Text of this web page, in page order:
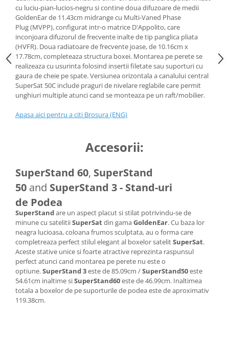
cu luciu-pian-lucios-negru si contine doua difuzoare de medii
GoldenEar de 11.43cm midrange cu Multi-Vaned Phase
Plug (MVPP), configurat intr-o matrice D'Appolito, care
inconjoara difuzorul de frecvente inalte de tip panglica pliata
(HVFR). Doua radiatoare de frecvente joase, de 10.16cm x
17.78cm, completeaza structura boxei. Montarea pe perete se
realizeaza cu usurinta folosind insertii filetate sau suporturi cu
gaura de cheie pe spate. Versiunea orizontala a canalului central
SuperSat 50C include praguri de nivelare reglabile care permit
unghiuri multiple atunci cand se monteaza pe un raft/mobilier.
Apasa aici pentru a citi Brosura (ENG)
Accesorii:
SuperStand 60, SuperStand
50 and SuperStand 3 - Stand-uri
de Podea
SuperStandare un aspect placut si stilat potrivindu-se de
minune cu satelitiiSuperSatdin gamaGoldenEar. Cu baza lor
neagra lucioasa, coloana frumos sculptata, au o forma care
completreaza perfect stilul elegant al boxelor satelitSuperSat.
Aceste stative unice si foarte atractive reprezinta raspunsul
perfect atunci cand montarea pe perete nu este o
optiune.SuperStand 3este de 85.09cm /SuperStand50este
54.61cm inaltime siSuperStand60este de 46.99cm. Inaltimea
totala a boxelor de pe suporturile de podea este de aproximativ
119.38cm.